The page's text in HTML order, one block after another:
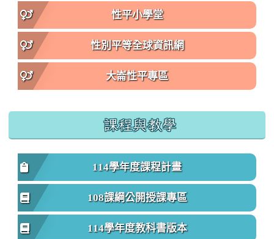
性平小學堂
性別平等全球資訊網
大崙性平專區
課程與教學
114學年度課程計畫
108課綱公開授課專區
114學年度教科書版本